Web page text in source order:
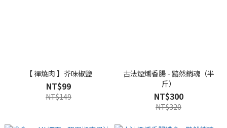
【 禪燒肉 】芥味椒鹽
NT$99
NT$149
古法煙燻香腸 - 黯然銷魂（半
斤）
NT$300
NT$320